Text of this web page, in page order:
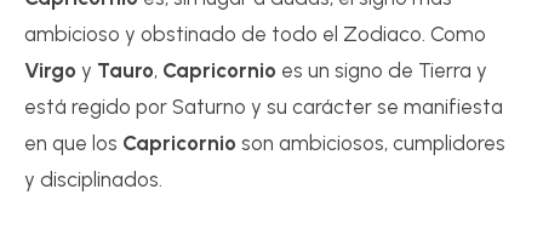
ambicioso y obstinado de todo el Zodiaco. Como
Virgo y Tauro, Capricornio es un signo de Tierra y
está regido por Saturno y su carácter se manifiesta
en que los Capricornio son ambiciosos, cumplidores
y disciplinados.